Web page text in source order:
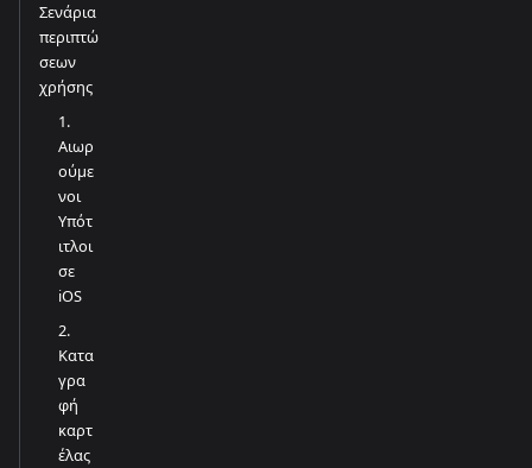
Σενάρια
περιπτώ
σεων
χρήσης
1.
Αιωρ
ούμε
νοι
Υπότ
ιτλοι
σε
iOS
2.
Κατα
γρα
φή
καρτ
έλας